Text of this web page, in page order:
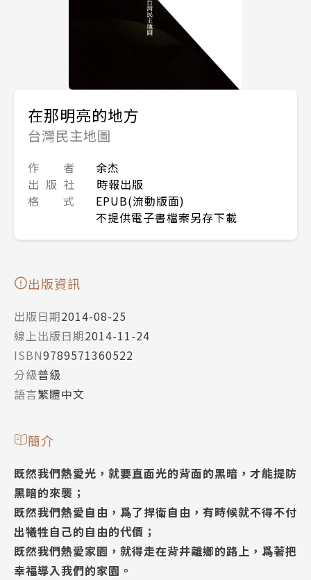
在那明亮的地方
台灣民主地圖
作 者
余杰
出 版 社
時報出版
格 式
EPUB(流動版面)
不提供電子書檔案另存下載
出版資訊
出版日期2014-08-25
線上出版日期2014-11-24
ISBN9789571360522
分級普級
語言繁體中文
簡介
既然我們熱愛光，就要直面光的背面的黑暗，才能提防
黑暗的來襲；
既然我們熱愛自由，爲了捍衛自由，有時候就不得不付
出犧牲自己的自由的代價；
既然我們熱愛家園，就得走在背井離鄉的路上，爲著把
幸福導入我們的家園。